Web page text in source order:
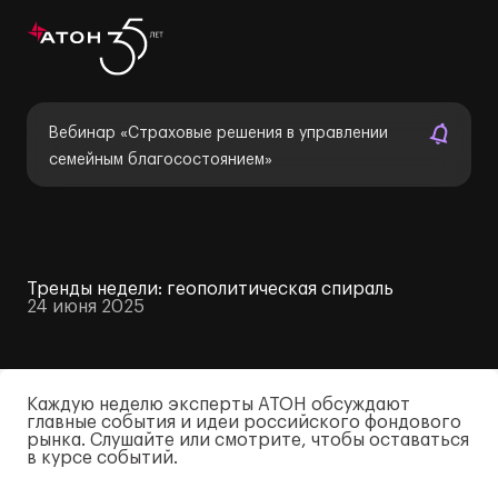
Вебинар «Страховые решения в управлении
семейным благосостоянием»
Тренды недели: геополитическая спираль
24 июня 2025
Каждую неделю эксперты АТОН обсуждают
главные события и идеи российского фондового
рынка. Слушайте или смотрите, чтобы оставаться
в курсе событий.